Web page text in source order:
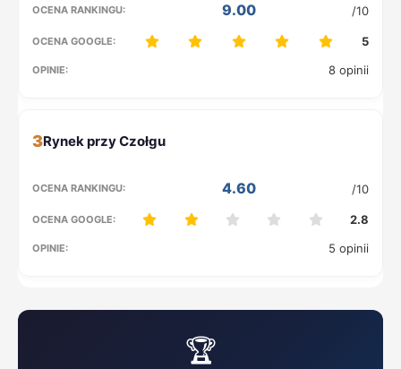
9.00 /10
5
8 opinii
3
4.60 /10
2.8
5 opinii
🏆